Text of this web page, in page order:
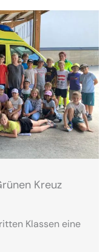
Kreuz
Klassen eine